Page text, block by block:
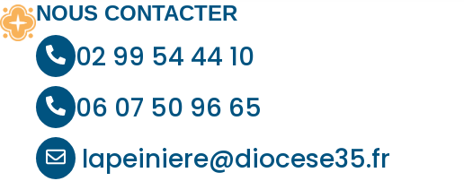
NOUS CONTACTER
02 99 54 44 10
06 07 50 96 65
lapeiniere@diocese35.fr